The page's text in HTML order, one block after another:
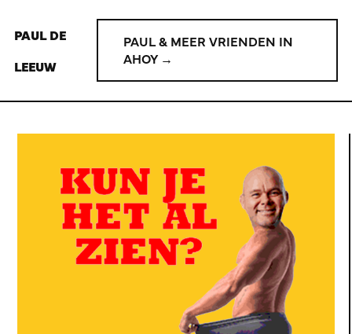
PAUL DE
LEEUW
PAUL & MEER VRIENDEN IN
AHOY →